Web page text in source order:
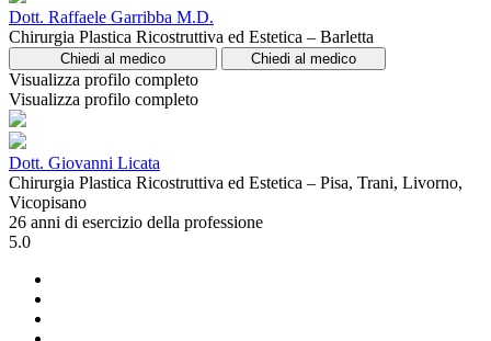
Dott. Raffaele Garribba M.D.
Chirurgia Plastica Ricostruttiva ed Estetica – Barletta
Chiedi al medico Chiedi al medico
Visualizza profilo completo
Visualizza profilo completo
Dott. Giovanni Licata
Chirurgia Plastica Ricostruttiva ed Estetica – Pisa, Trani, Livorno,
Vicopisano
26 anni di esercizio della professione
5.0